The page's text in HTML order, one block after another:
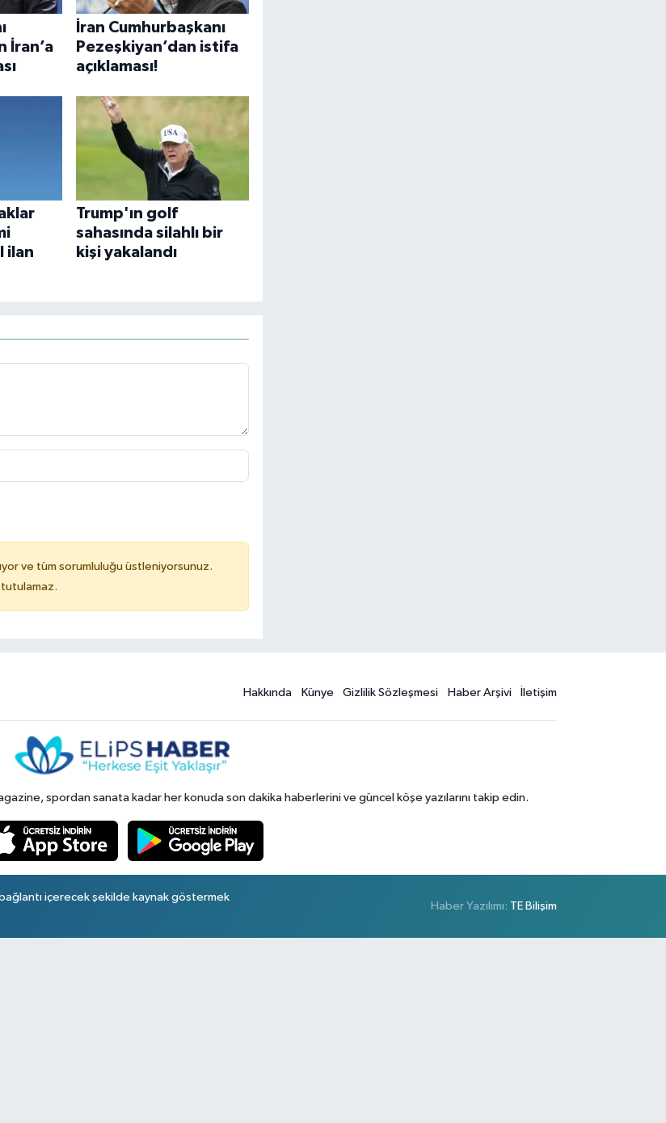
İran’a
İran Cumhurbaşkanı
Pezeşkiyan’dan istifa
açıklaması!
ilan
Trump'ın golf
sahasında silahlı bir
kişi yakalandı
ve tüm sorumluluğu üstleniyorsunuz.
tutulamaz.
Hakkında Künye Gizlilik Sözleşmesi Haber Arşivi İletişim
spordan sanata kadar her konuda son dakika haberlerini ve güncel köşe yazılarını takip edin.
içerecek şekilde kaynak göstermek
Haber Yazılımı: TE Bilişim